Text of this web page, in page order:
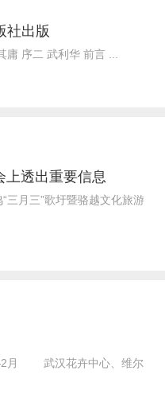
社出版
庸 序二 武利华 前言 ...
上透出重要信息
三月三”歌圩暨骆越文化旅游
月 武汉花卉中心、维尔